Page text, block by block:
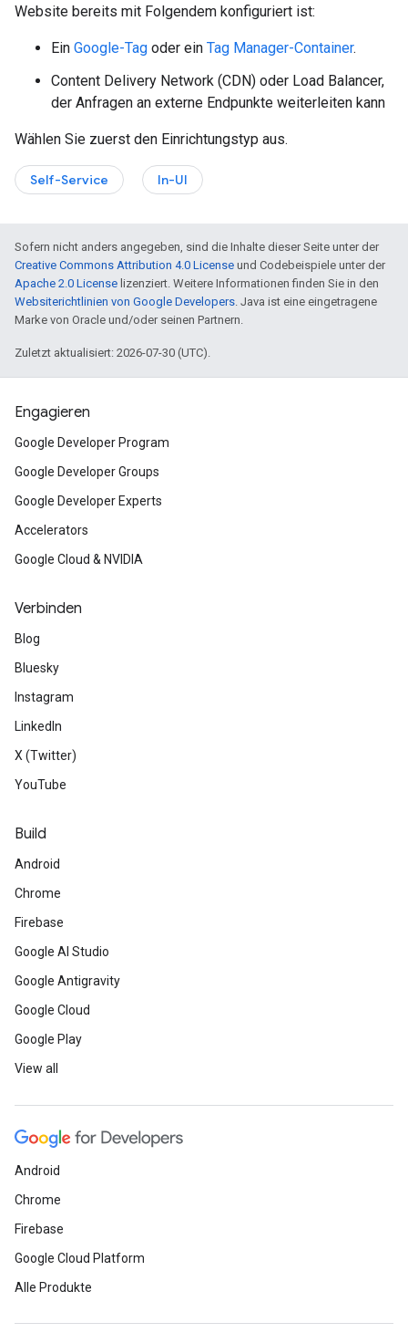
Website bereits mit Folgendem konfiguriert ist:
Ein Google-Tag oder ein Tag Manager-Container.
Content Delivery Network (CDN) oder Load Balancer,
der Anfragen an externe Endpunkte weiterleiten kann
Wählen Sie zuerst den Einrichtungstyp aus.
Self-Service In-UI
Sofern nicht anders angegeben, sind die Inhalte dieser Seite unter der
Creative Commons Attribution 4.0 License und Codebeispiele unter der
Apache 2.0 License lizenziert. Weitere Informationen finden Sie in den
Websiterichtlinien von Google Developers. Java ist eine eingetragene
Marke von Oracle und/oder seinen Partnern.
Zuletzt aktualisiert: 2026-07-30 (UTC).
Engagieren
Google Developer Program
Google Developer Groups
Google Developer Experts
Accelerators
Google Cloud & NVIDIA
Verbinden
Blog
Bluesky
Instagram
LinkedIn
X (Twitter)
YouTube
Build
Android
Chrome
Firebase
Google AI Studio
Google Antigravity
Google Cloud
Google Play
View all
Android
Chrome
Firebase
Google Cloud Platform
Alle Produkte